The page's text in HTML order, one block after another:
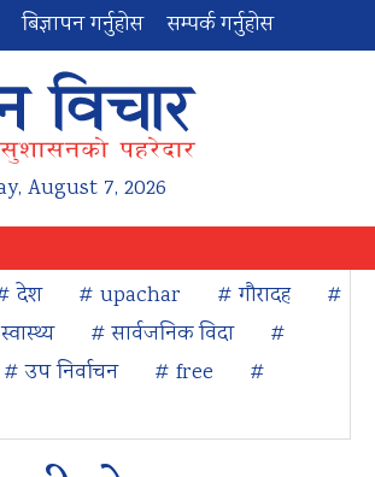
बिज्ञापन गर्नुहोस सम्पर्क गर्नुहोस
August 7, 2026
देश # upachar # गौरादह
#
# सार्वजनिक विदा
#
# उप निर्वाचन # free
#